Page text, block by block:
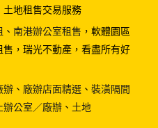
土地租售交易服務
、 南港辦公室租售 ，軟體園區
，瑞光不動產，看盡所有好
辦 、 廠辦店面精選 、 裝潢隔間
辦公室／廠辦 、 土地